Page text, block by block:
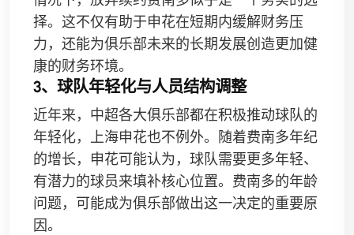
择。这不仅有助于申花在短期内缓解财务压
力，还能为俱乐部未来的长期发展创造更加健
康的财务环境。
3、球队年轻化与人员结构调整
近年来，中超各大俱乐部都在积极推动球队的
年轻化，上海申花也不例外。随着费南多年纪
的增长，申花可能认为，球队需要更多年轻、
有潜力的球员来填补核心位置。费南多的年龄
问题，可能成为俱乐部做出这一决定的重要原
因。